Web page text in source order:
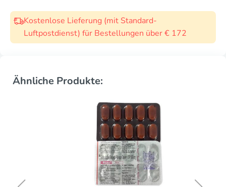
Kostenlose Lieferung (mit Standard-
Luftpostdienst) für Bestellungen über € 172
Ähnliche Produkte: